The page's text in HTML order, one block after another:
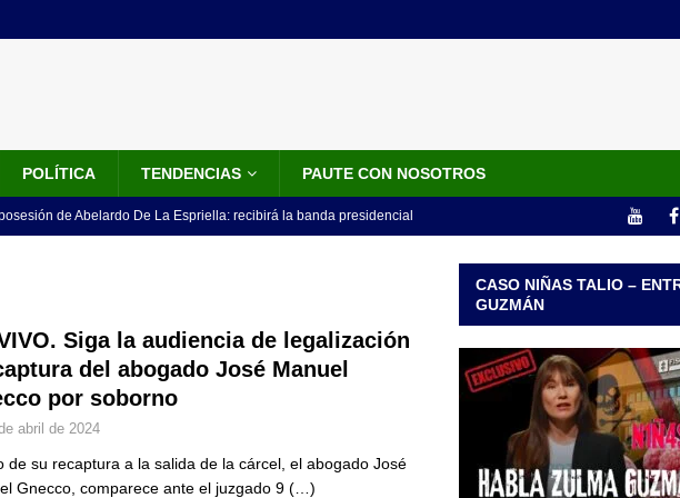
POLÍTICA TENDENCIAS PAUTE CON NOSOTROS
de Abelardo De La Espriella: recibirá la banda presidencial
no asistirá a la posesión de Abelardo de la Espriella y llama a
LO ÚLTIMO
de la banda presidencial que portará Abelardo De La
de un sastre colombiano reconocido en el mundo
Fiscalía amplía investigación por presunto lavado de activos y
Siga la audiencia de legalización
del abogado José Manuel
por soborno
abril de 2024
de su recaptura a la salida de la cárcel, el abogado José
Gnecco, comparece ante el juzgado 9 (…)
CASO NIÑAS TALIO –
GUZMÁN